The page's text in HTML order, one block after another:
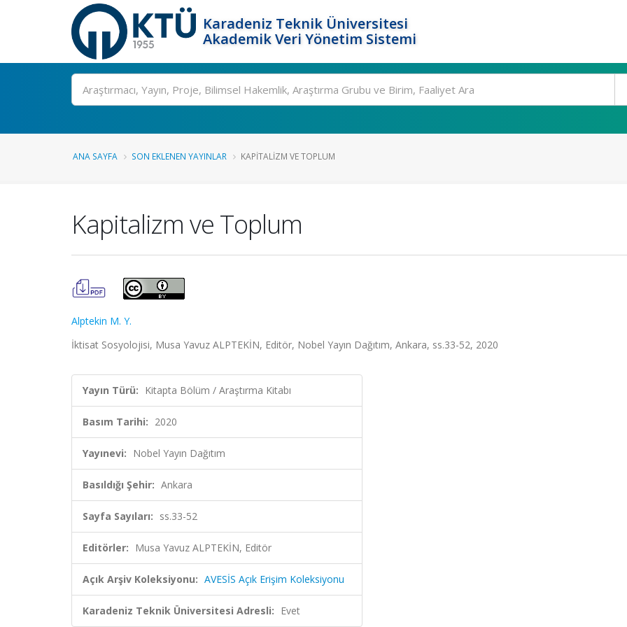
Karadeniz Teknik Üniversitesi
Akademik Veri Yönetim Sistemi
Ara
ANA SAYFA SON EKLENEN YAYINLAR KAPITALIZM VE TOPLUM
Kapitalizm ve Toplum
Alptekin M. Y.
İktisat Sosyolojisi, Musa Yavuz ALPTEKİN, Editör, Nobel Yayın Dağıtım, Ankara, ss.33-52, 2020
Yayın Türü: Kitapta Bölüm / Araştırma Kitabı
Basım Tarihi: 2020
Yayınevi: Nobel Yayın Dağıtım
Basıldığı Şehir: Ankara
Sayfa Sayıları: ss.33-52
Editörler: Musa Yavuz ALPTEKİN, Editör
Açık Arşiv Koleksiyonu: AVESİS Açık Erişim Koleksiyonu
Karadeniz Teknik Üniversitesi Adresli: Evet